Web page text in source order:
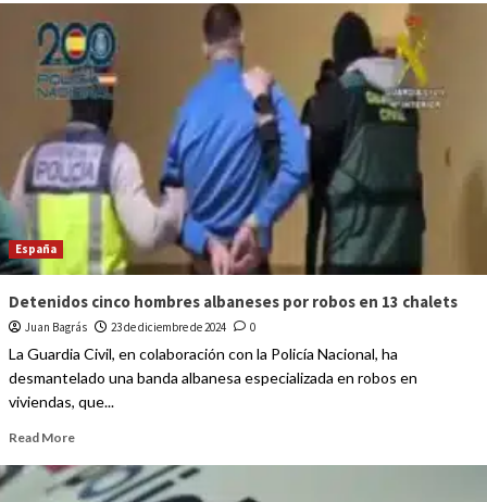
España
Detenidos cinco hombres albaneses por robos en 13 chalets
Juan Bagrás 23 de diciembre de 2024 0
La Guardia Civil, en colaboración con la Policía Nacional, ha
desmantelado una banda albanesa especializada en robos en
viviendas, que...
Read More